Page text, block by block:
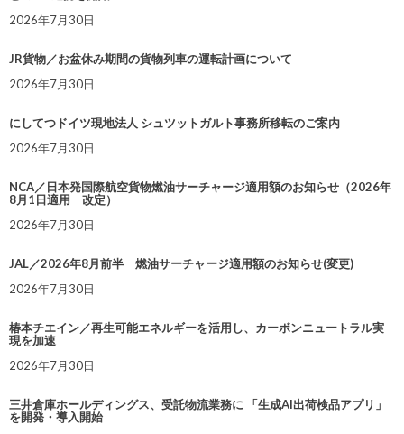
2026年7月30日
JR貨物／お盆休み期間の貨物列車の運転計画について
2026年7月30日
にしてつドイツ現地法人 シュツットガルト事務所移転のご案内
2026年7月30日
NCA／日本発国際航空貨物燃油サーチャージ適用額のお知らせ（2026年
8月1日適用 改定）
2026年7月30日
JAL／2026年8月前半 燃油サーチャージ適用額のお知らせ(変更)
2026年7月30日
椿本チエイン／再生可能エネルギーを活用し、カーボンニュートラル実
現を加速
2026年7月30日
三井倉庫ホールディングス、受託物流業務に 「生成AI出荷検品アプリ」
を開発・導入開始